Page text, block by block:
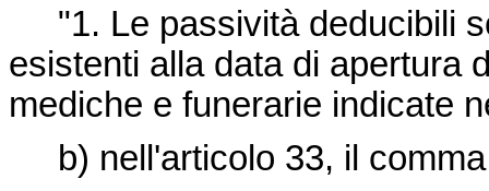
"1. Le passività deducibili
esistenti alla data di apertura
mediche e funerarie indicate
b) nell'articolo 33, il